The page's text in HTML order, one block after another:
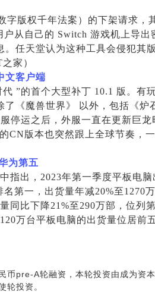
版权千年法案）的下架请求，
从自己的 Switch 游戏机上导出
任天堂认为这种工具会侵犯其
家）
文客户端
”的首个大型补丁 10.1 版。有
《魔兽世界》 以外，包括《炉
停运之后，外服一直在更新巨龙
CN版本也突然跟上全球节奏，
为第五
指出，2023年第一季度平板电
第一，出货量年减20%至1270
同比下降21%至290万部，位列
万台平板电脑的出货量位居前
币pre-A轮融资，本轮投资由成为资
轮投资。